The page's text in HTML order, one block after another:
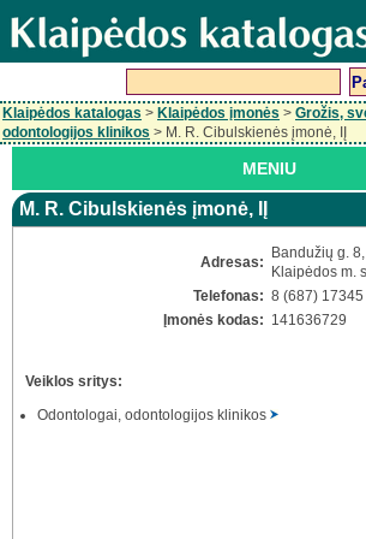
Klaipėdos katalogas > Klaipėdos įmonės > Grožis,
odontologijos klinikos > M. R. Cibulskienės įmonė, IĮ
MENIU
M. R. Cibulskienės įmonė, IĮ
Adresas:
Bandužių g.
Klaipėdos m.
Telefonas: 8 (687) 17345
Įmonės kodas: 141636729
Veiklos sritys:
Odontologai, odontologijos klinikos